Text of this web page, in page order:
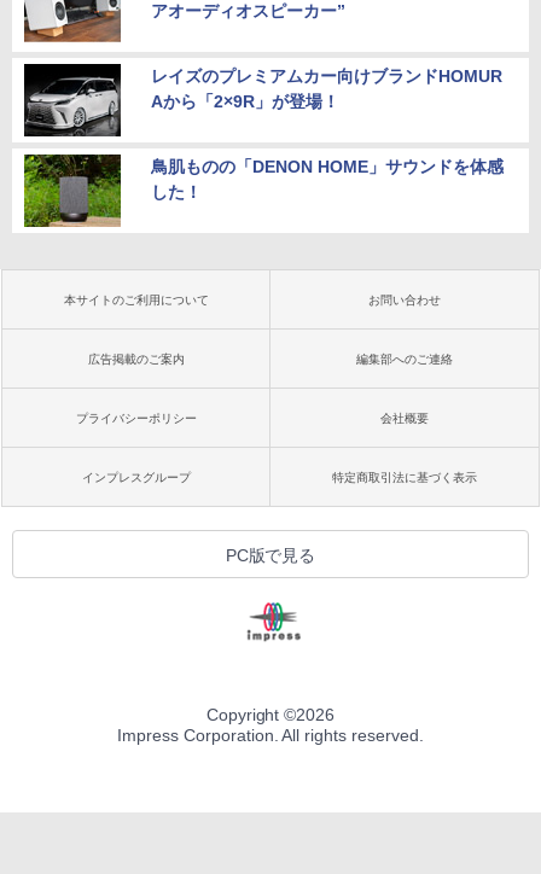
アオーディオスピーカー”
レイズのプレミアムカー向けブランドHOMUR
Aから「2×9R」が登場！
鳥肌ものの「DENON HOME」サウンドを体感
した！
本サイトのご利用について お問い合わせ
広告掲載のご案内 編集部へのご連絡
プライバシーポリシー 会社概要
インプレスグループ 特定商取引法に基づく表示
PC版で見る
Copyright ©2026
Impress Corporation. All rights reserved.